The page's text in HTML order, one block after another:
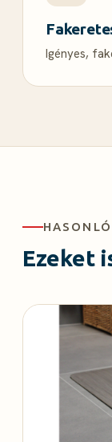
Igényes,
Ezeket